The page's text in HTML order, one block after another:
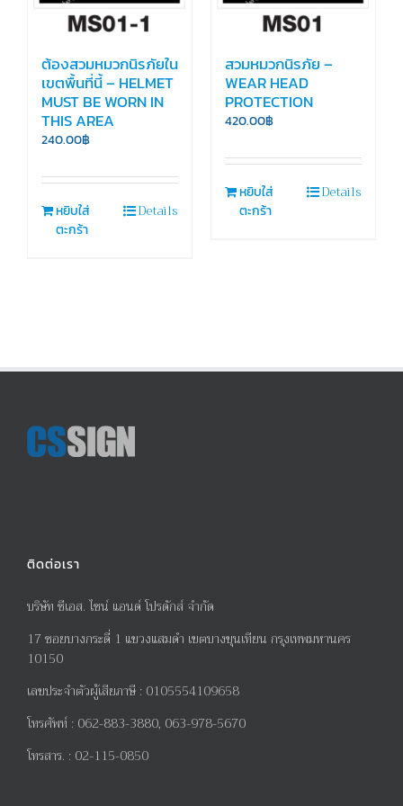
ต้องสวมหมวกนิรภัยใน
เขตพื้นที่นี้ – HELMET
MUST BE WORN IN
THIS AREA
240.00฿
หยิบใส่
ตะกร้า
Details
สวมหมวกนิรภัย –
WEAR HEAD
PROTECTION
420.00฿
หยิบใส่
ตะกร้า
Details
ติดต่อเรา
บริษัท ซีเอส. ไซน์ แอนด์ โปรดักส์ จำกัด
17ซอยบางกระดี่ 1 แขวงแสมดำ เขตบางขุนเทียน กรุงเทพมหานคร
10150
เลขประจำตัวผู้เสียภาษี : 0105554109658
โทรศัพท์ : 062-883-3880, 063-978-5670
โทรสาร. : 02-115-0850